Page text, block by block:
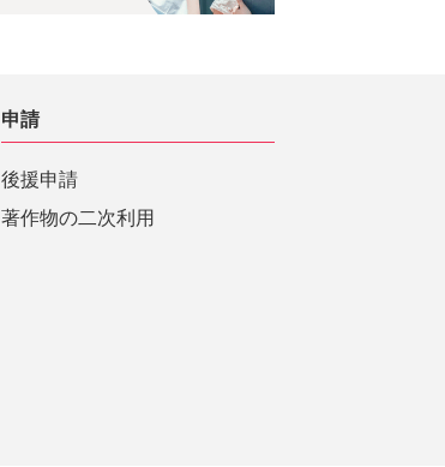
申請
後援申請
著作物の二次利用